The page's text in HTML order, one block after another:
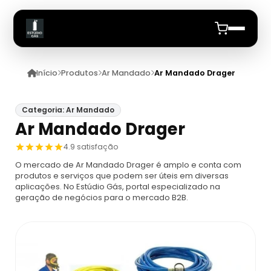
Início
Quem Somos
Equipamento De Protecao Respiratoria
Proteção Respiratória Para Espaço
Máscara De Proteção Respiratória
Cilindro De Ar Respiravel
Cilindro De Oxigênio 100 Litros
Ar Mandado
Anuncie
Início Produtos Ar Mandado Ar Mandado Drager
Categoria: Ar Mandado
Ar Mandado Drager
4.9 satisfação
O mercado de Ar Mandado Drager é amplo e conta com
produtos e serviços que podem ser úteis em diversas
aplicações. No Estúdio Gás, portal especializado na
geração de negócios para o mercado B2B.